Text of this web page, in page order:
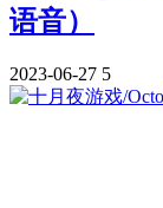
语音）
2023-06-27 5